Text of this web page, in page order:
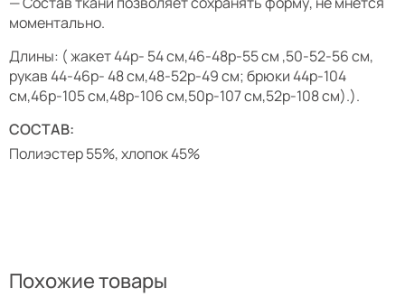
моментально.
Длины: ( жакет 44р- 54 см,46-48р-55 см ,50-52-56 см,
рукав 44-46р- 48 см,48-52р-49 см; брюки 44р-104
см,46р-105 см,48р-106 см,50р-107 см,52р-108 см).).
СОСТАВ:
Полиэстер 55%, хлопок 45%
Похожие товары